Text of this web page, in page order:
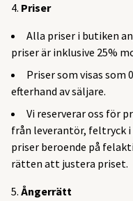
Priser
Alla priser i butiken
priser är inklusive 25%
Priser som visas som
efterhand av säljare.
Vi reserverar oss för
från leverantör, feltryck
priser beroende på
rätten att justera priset.
Ångerrätt